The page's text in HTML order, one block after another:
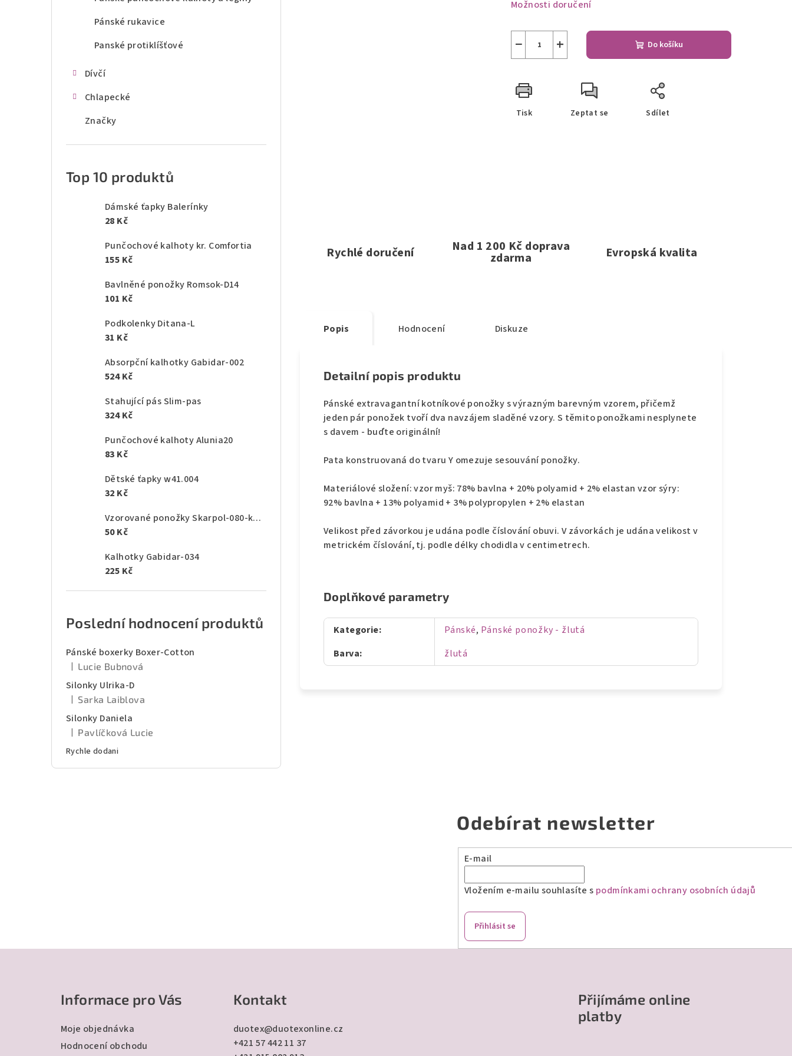
Pánské rukavice
Panské protiklíšťové
Dívčí
Chlapecké
Značky
Top 10 produktů
Dámské ťapky Balerínky
28 Kč
Punčochové kalhoty kr. Comfortia
155 Kč
Bavlněné ponožky Romsok-D14
101 Kč
Podkolenky Ditana-L
31 Kč
Absorpční kalhotky Gabidar-002
524 Kč
Stahující pás Slim-pas
324 Kč
Punčochové kalhoty Alunia20
83 Kč
Dětské ťapky w41.004
32 Kč
Vzorované ponožky Skarpol-080-kaktus
50 Kč
Kalhotky Gabidar-034
225 Kč
Poslední hodnocení produktů
Pánské boxerky Boxer-Cotton
Hodnocení produktu je 5 z 5 hvězdiček.
Lucie Bubnová
Silonky Ulrika-D
Hodnocení produktu je 5 z 5 hvězdiček.
Sarka Laiblova
Silonky Daniela
Hodnocení produktu je 5 z 5 hvězdiček.
Pavlíčková Lucie
Rychle dodani
Možnosti doručení
+
− Do košíku
Tisk Zeptat se Sdílet
Rychlé doručení Nad 1 200 Kč doprava
zdarma Evropská kvalita
Popis Hodnocení Diskuze
Detailní popis produktu
Pánské extravagantní kotníkové ponožky s výrazným barevným vzorem, přičemž
jeden pár ponožek tvoří dva navzájem sladěné vzory. S těmito ponožkami nesplynete
s davem - buďte originální!
Pata konstruovaná do tvaru Y omezuje sesouvání ponožky.
Materiálové složení: vzor myš: 78% bavlna + 20% polyamid + 2% elastan vzor sýry:
92% bavlna + 13% polyamid + 3% polypropylen + 2% elastan
Velikost před závorkou je udána podle číslování obuvi. V závorkách je udána velikost v
metrickém číslování, tj. podle délky chodidla v centimetrech.
Doplňkové parametry
Kategorie: Pánské, Pánské ponožky - žlutá
Barva: žlutá
Odebírat newsletter
E-mail
Vložením e-mailu souhlasíte s podmínkami ochrany osobních údajů
Přihlásit se
Informace pro Vás
Moje objednávka
Hodnocení obchodu
Kontakt
duotex@duotexonline.cz
+421 57 442 11 37
Přijímáme online
platby